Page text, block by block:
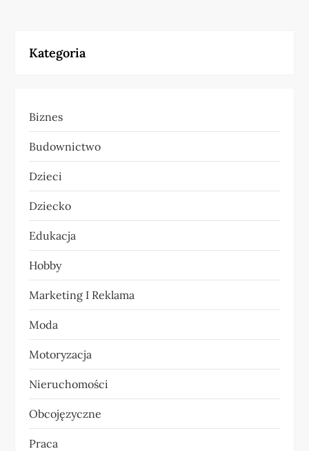
g
c
j
a
w
p
i
s
u
Kategoria
Biznes
Budownictwo
Dzieci
Dziecko
Edukacja
Hobby
Marketing I Reklama
Moda
Motoryzacja
Nieruchomości
Obcojęzyczne
Praca